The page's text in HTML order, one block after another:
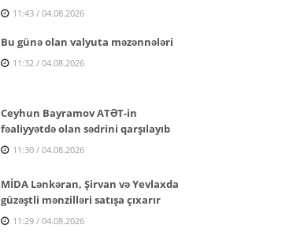
11:43 / 04.08.2026
Bu günə olan valyuta məzənnələri
11:32 / 04.08.2026
Ceyhun Bayramov ATƏT-in
fəaliyyətdə olan sədrini qarşılayıb
11:30 / 04.08.2026
MİDA Lənkəran, Şirvan və Yevlaxda
güzəştli mənzilləri satışa çıxarır
11:29 / 04.08.2026